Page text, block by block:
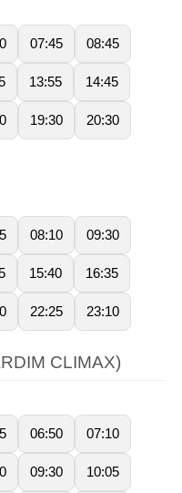
07:45 08:45
13:55 14:45
19:30 20:30
08:10 09:30
15:40 16:35
22:25 23:10
CLIMAX)
06:50 07:10
09:30 10:05